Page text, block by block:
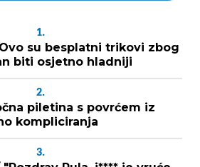
1.
su besplatni trikovi zbog
biti osjetno hladniji
2.
piletina s povrćem iz
kompliciranja
3.